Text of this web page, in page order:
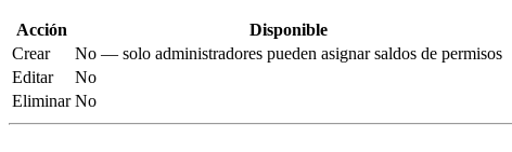
Acción
Disponible
Crear
No — solo administradores pueden asignar saldos de permisos
Editar
No
Eliminar No